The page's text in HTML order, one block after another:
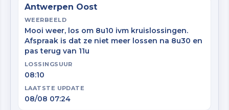
Antwerpen Oost
WEERBEELD
Mooi weer, los om 8u10 ivm kruislossingen.
Afspraak is dat ze niet meer lossen na 8u30 en
pas terug van 11u
LOSSINGSUUR
08:10
LAATSTE UPDATE
08/08 07:24